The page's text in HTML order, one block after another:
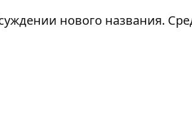
нового названия.